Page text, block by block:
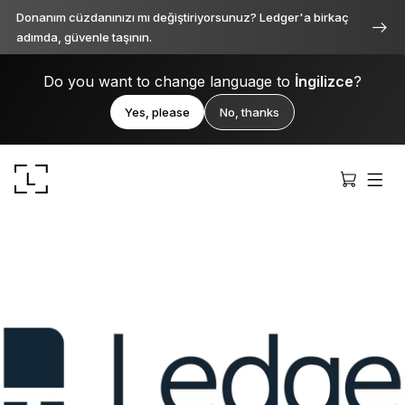
Donanım cüzdanınızı mı değiştiriyorsunuz? Ledger'a birkaç
adımda, güvenle taşının.
Do you want to change language to İngilizce?
Yes, please No, thanks